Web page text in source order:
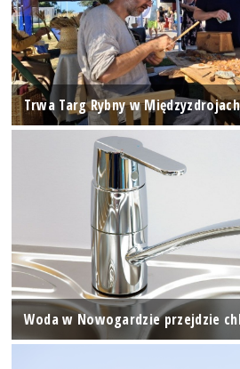
Trwa Targ Rybny w Międzyzdrojach
Woda w Nowogardzie przejdzie